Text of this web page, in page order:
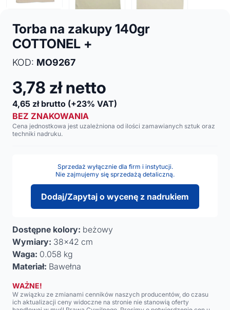
Torba na zakupy 140gr
COTTONEL +
KOD: MO9267
3,78 zł netto
4,65 zł brutto (+23% VAT)
BEZ ZNAKOWANIA
Cena jednostkowa jest uzależniona od ilości zamawianych sztuk oraz
techniki nadruku.
Sprzedaż wyłącznie dla firm i instytucji.
Nie zajmujemy się sprzedażą detaliczną.
Dodaj/Zapytaj o wycenę z nadrukiem
Dostępne kolory: beżowy
Wymiary: 38x42 cm
Waga: 0.058 kg
Materiał: Bawełna
WAŻNE!
W związku ze zmianami cenników naszych producentów, do czasu
ich aktualizacji ceny widoczne na stronie nie stanowią oferty